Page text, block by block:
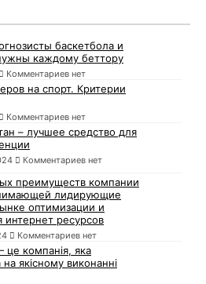
баскетбола и
каждому беттору
Комментариев нет
на спорт. Критерии
Комментариев нет
– лучшее средство для
Комментариев нет
преимуществ компании
лидирующие
оптимизации и
ресурсов
Комментариев нет
компанія, яка
якісному виконанні